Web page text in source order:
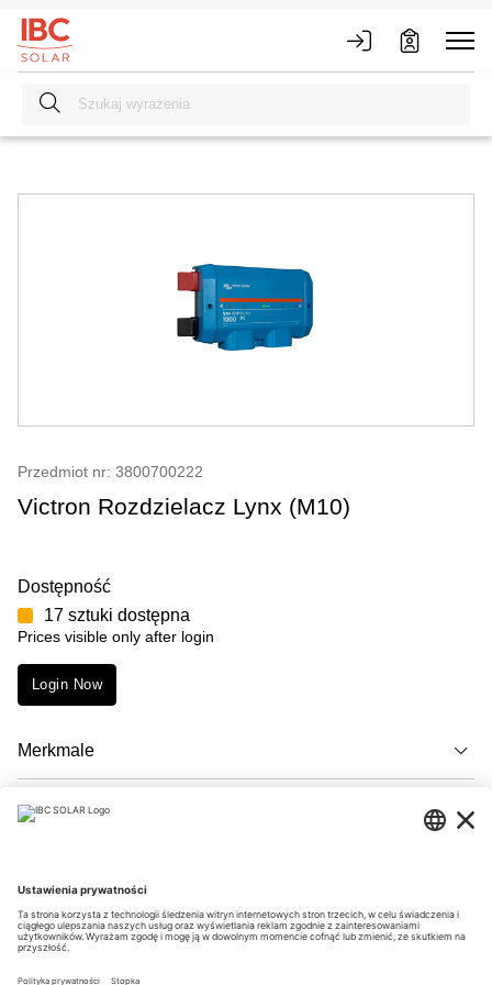
Przedmiot nr: 3800700222
Victron Rozdzielacz Lynx (M10)
Dostępność
17 sztuki dostępna
Prices visible only after login
Login Now
Merkmale
Opis
Downloads